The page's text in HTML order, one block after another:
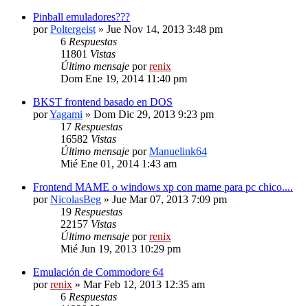
Pinball emuladores???
porPoltergeist » Jue Nov 14, 2013 3:48 pm
6 Respuestas
11801 Vistas
Último mensaje porrenix
Dom Ene 19, 2014 11:40 pm
BKST frontend basado en DOS
porYagami » Dom Dic 29, 2013 9:23 pm
17 Respuestas
16582 Vistas
Último mensaje porManuelink64
Mié Ene 01, 2014 1:43 am
Frontend MAME o windows xp con mame para pc chico....
porNicolasBeg » Jue Mar 07, 2013 7:09 pm
19 Respuestas
22157 Vistas
Último mensaje porrenix
Mié Jun 19, 2013 10:29 pm
Emulación de Commodore 64
porrenix » Mar Feb 12, 2013 12:35 am
6 Respuestas